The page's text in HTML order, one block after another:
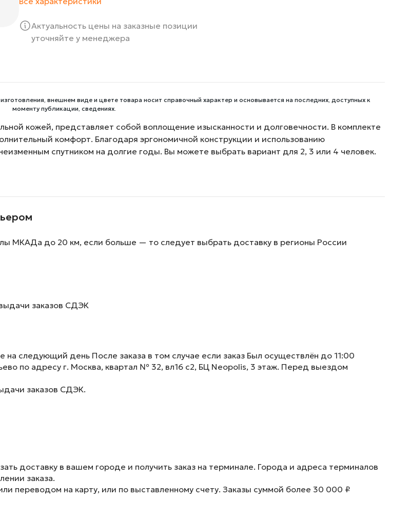
Актуальность цены на заказные позиции
уточняйте у менеджера
внешнем виде и цвете товара носит справочный характер и основывается на последних, доступных к
моменту публикации, сведениях.
кожей, представляет собой воплощение изысканности и долговечности. В комплекте
комфорт. Благодаря эргономичной конструкции и использованию
спутником на долгие годы. Вы можете выбрать вариант для 2, 3 или 4 человек.
МКАДа до 20 км, если больше — то следует выбрать доставку в регионы России
заказов СДЭК
следующий день После заказа в том случае если заказ Был осуществлён до 11:00
по адресу г. Москва, квартал № 32, вл16 с2, БЦ Neopolis, 3 этаж. Перед выездом
заказов СДЭК.
доставку в вашем городе и получить заказ на терминале. Города и адреса терминалов
заказа.
переводом на карту, или по выставленному счету. Заказы суммой более 30 000 ₽